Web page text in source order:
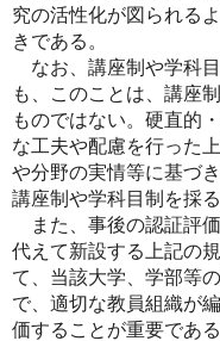
究の活性化が図られる
きである。
なお、講座制や学科
も、このことは、講座
ものではない。硬直的
な工夫や配慮を行った
や分野の実情等に基づ
講座制や学科目制を採
また、事後の認証評
代えて新設する上記の
て、当該大学、学部等
で、適切な教員組織が
価することが重要であ